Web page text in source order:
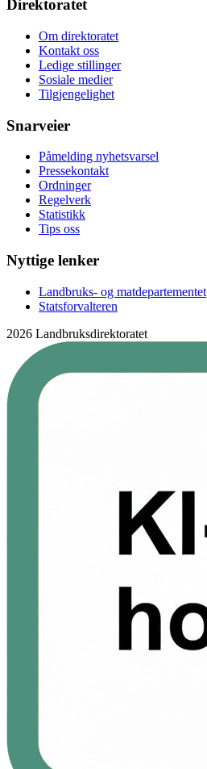
Direktoratet
Om direktoratet
Kontakt oss
Ledige stillinger
Sosiale medier
Tilgjengelighet
Snarveier
Påmelding nyhetsvarsel
Pressekontakt
Ordninger
Regelverk
Statistikk
Tips oss
Nyttige lenker
Landbruks- og matdepartementet
Statsforvalteren
2026 Landbruksdirektoratet